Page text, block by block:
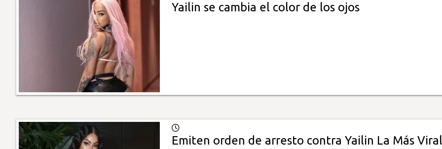
Yailin se cambia el color de los ojos
Emiten orden de arresto contra Yailin La Más Viral